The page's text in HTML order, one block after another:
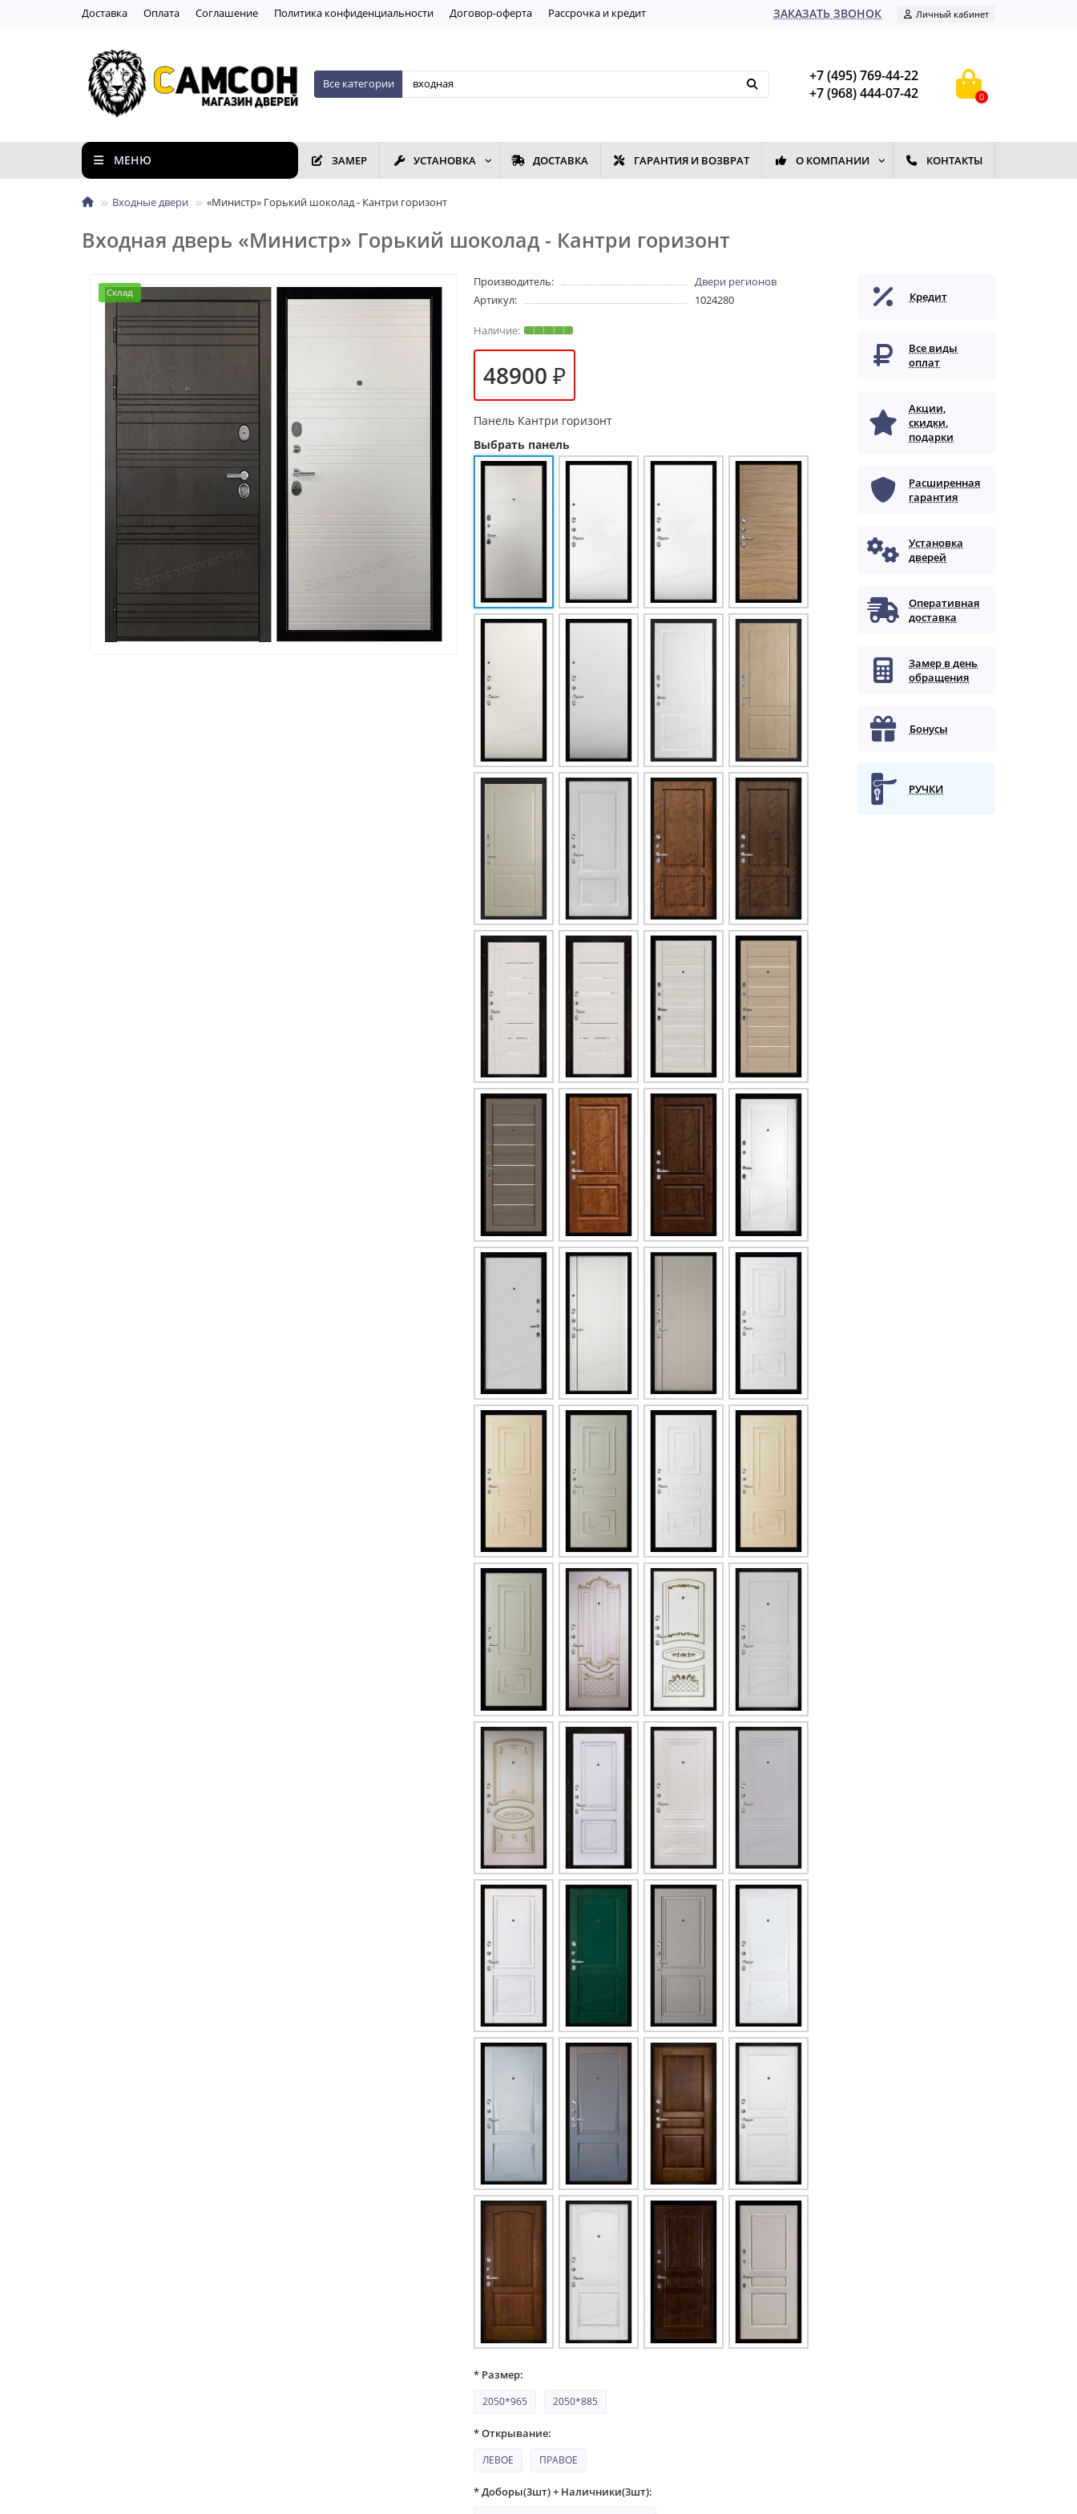
Доставка Оплата Соглашение Пoлитикa кoнфидeнциaльнoсти Договор-оферта Рассрочка и кредит ЗАКАЗАТЬ ЗВОНОК Личный кабинет
Все категории
+7 (495) 769-44-22
+7 (968) 444-07-42
0
МЕНЮ ЗАМЕР УСТАНОВКА ДОСТАВКА ГАРАНТИЯ И ВОЗВРАТ О КОМПАНИИ КОНТАКТЫ
Входные двери «Министр» Горький шоколад - Кантри горизонт
Входная дверь «Министр» Горький шоколад - Кантри горизонт
Склад
Производитель:
Двери регионов
Артикул:
1024280
48900 ₽
Панель Кантри горизонт
Выбрать панель
* Размер:
2050*965 2050*885
* Открывание:
ЛЕВОЕ ПРАВОЕ
* Доборы(3шт) + Наличники(3шт):
Кредит
Все виды
оплат
Акции,
скидки,
подарки
Расширенная
гарантия
Установка
дверей
Оперативная
доставка
Замер в день
обращения
Бонусы
РУЧКИ